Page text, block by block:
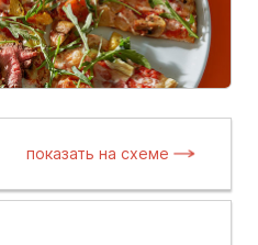
показать на схеме